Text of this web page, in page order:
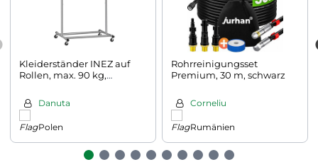
Kleiderständer INEZ auf
Rollen, max. 90 kg,
Danuta
Polen
Rohrreinigungsset
Premium, 30 m, schwarz
Corneliu
Rumänien